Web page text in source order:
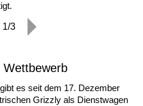
1/3
Wettbewerb
es seit dem 17. Dezember
Grizzly als Dienstwagen